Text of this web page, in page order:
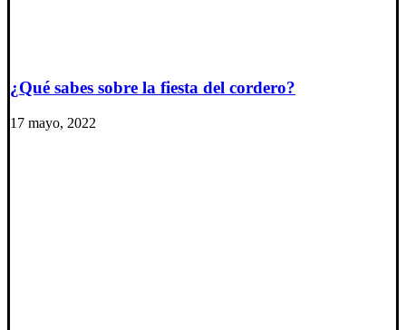
¿Qué sabes sobre la fiesta del cordero?
17 mayo, 2022